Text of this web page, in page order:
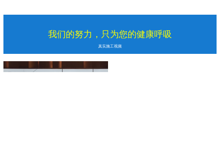
我们的努力，只为您的健康呼吸
真实施工视频